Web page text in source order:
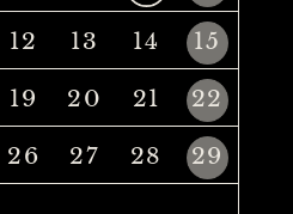
12 13 14
15
19 20 21
22
26 27 28
29